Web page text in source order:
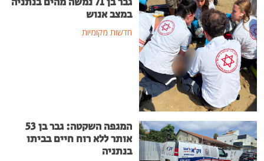
במצב אנוש
חדשות מקומיות
המגפה השקטה: גבר בן 53
אותר ללא רוח חיים בביתו
בנתניה